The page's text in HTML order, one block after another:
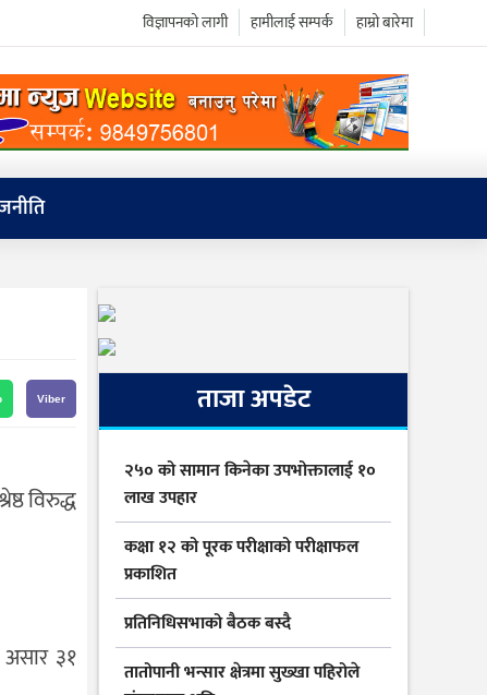
हाम्रो बारेमा
हामीलाई सम्पर्क
विज्ञापनको लागी
Viber
विरुद्ध
३१
ताजा अपडेट
२५० को सामान किनेका उपभोक्तालाई १०
लाख उपहार
कक्षा १२ को पूरक परीक्षाको परीक्षाफल
प्रकाशित
प्रतिनिधिसभाको बैठक बस्दै
तातोपानी भन्सार क्षेत्रमा सुख्खा पहिरोले